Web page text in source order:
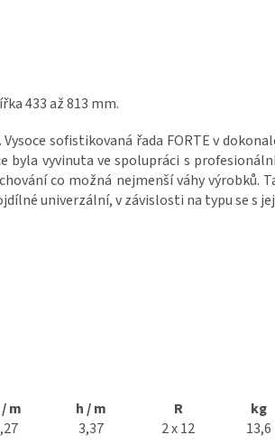
433 až 813 mm.
sofistikovaná řada FORTE v
vyvinuta ve spolupráci s
co možná nejmenší váhy výrobků.
univerzální, v závislosti na typu se s
m h / m R
kg
3,37 2 x 12 13,6